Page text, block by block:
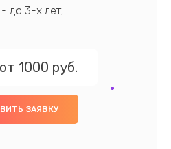
до 3-х лет;
от 1000 руб.
ЗАЯВКУ